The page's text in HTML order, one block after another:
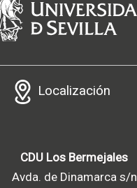
Localización
CDU Los Bermejales
Avda. de Dinamarca s/n